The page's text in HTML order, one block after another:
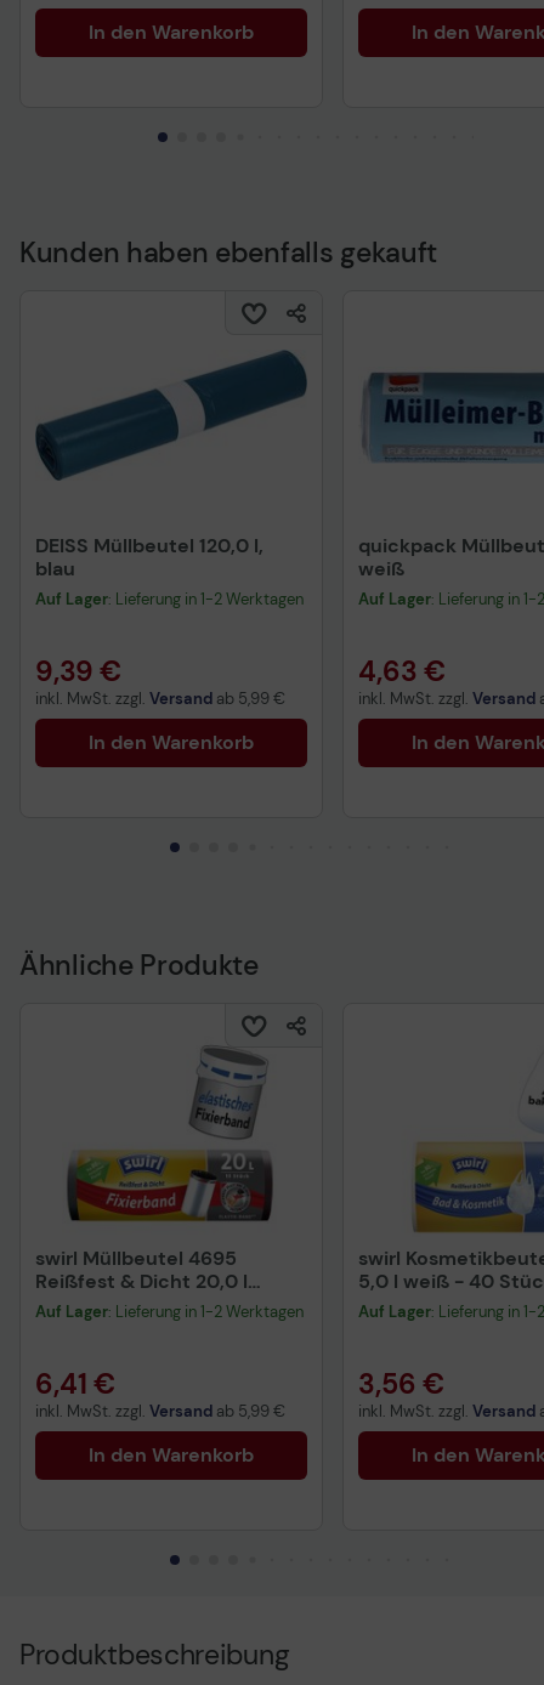
In den Warenkorb In den
Kunden haben ebenfalls gekauft
DEISS Müllbeutel 120,0 l,
blau
Auf Lager: Lieferung in 1-2 Werktagen
9,39 €
inkl. MwSt. zzgl. Versand ab 5,99 €
In den Warenkorb
quickpack
weiß
Auf Lager: Lieferung in
4,63 €
inkl. MwSt. zzgl. Versand
In den
Ähnliche Produkte
swirl Müllbeutel 4695
Reißfest & Dicht 20,0 l
schwarz - 15 Stück
Auf Lager: Lieferung in 1-2 Werktagen
6,41 €
inkl. MwSt. zzgl. Versand ab 5,99 €
In den Warenkorb
swirl
5,0 l weiß - 40
Auf Lager: Lieferung in
3,56 €
inkl. MwSt. zzgl. Versand
In den
Produktbeschreibung